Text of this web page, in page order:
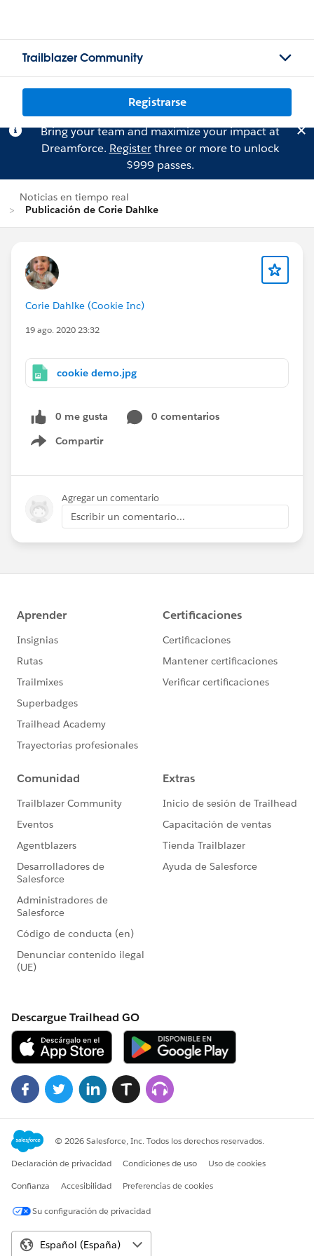
Trailblazer Community
Registrarse
Bring your team and maximize your impact at
Dreamforce. Registerthree or more to unlock
$999 passes.
Noticias en tiempo real
Publicación de Corie Dahlke
Corie Dahlke (Cookie Inc)
19 ago. 2020 23:32
cookie demo.jpg
0 me gusta
0 comentarios
Compartir
Show menu
Agregar un comentario
Escribir un comentario...